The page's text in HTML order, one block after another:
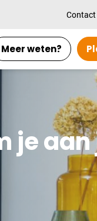
Contact
Meer weten?
je aan